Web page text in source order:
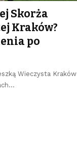
Skorża
Kraków?
po
Wieczysta Kraków